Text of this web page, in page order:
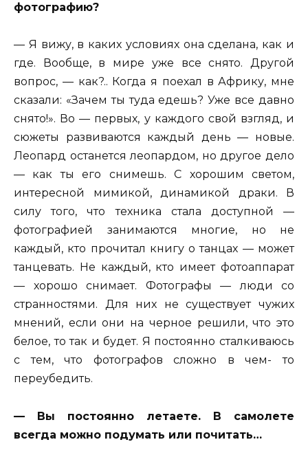
фотографию?
— Я вижу, в каких условиях она сделана, как и
где. Вообще, в мире уже все снято. Другой
вопрос, — как?.. Когда я поехал в Африку, мне
сказали: «Зачем ты туда едешь? Уже все давно
снято!». Во — первых, у каждого свой взгляд, и
сюжеты развиваются каждый день — новые.
Леопард останется леопардом, но другое дело
— как ты его снимешь. С хорошим светом,
интересной мимикой, динамикой драки. В
силу того, что техника стала доступной —
фотографией занимаются многие, но не
каждый, кто прочитал книгу о танцах — может
танцевать. Не каждый, кто имеет фотоаппарат
— хорошо снимает. Фотографы — люди со
странностями. Для них не существует чужих
мнений, если они на черное решили, что это
белое, то так и будет. Я постоянно сталкиваюсь
с тем, что фотографов сложно в чем- то
переубедить.
— Вы постоянно летаете. В самолете
всегда можно подумать или почитать…